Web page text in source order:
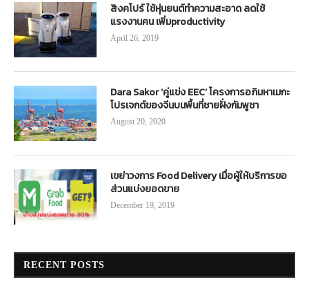
สิงคโปร์ ใช้หุ่นยนต์ทำความสะอาด ลดใช้
แรงงานคน เพิ่มproductivity
April 26, 2019
Dara Sakor ‘คู่แข่ง EEC’ โครงการอภิมหาเมกะ
โปรเจกต์ของจีนบนพื้นที่ชายฝั่งกัมพูชา
August 20, 2020
เขย่าวงการ Food Delivery เมื่อผู้ให้บริการขอ
ส่วนแบ่งยอดขาย
December 19, 2019
RECENT POSTS